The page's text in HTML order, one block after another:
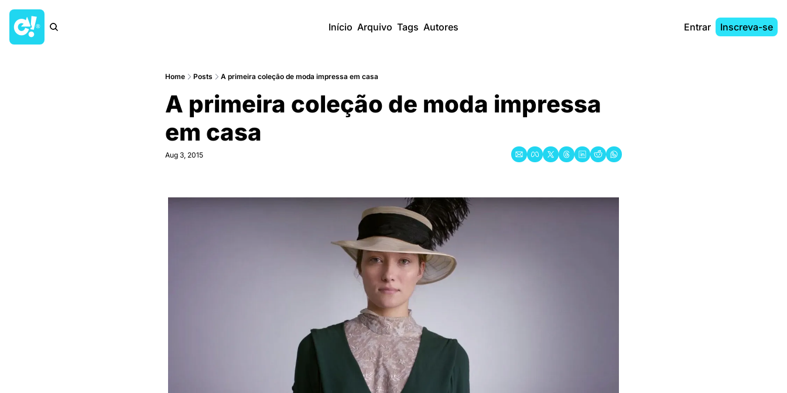
Início Arquivo Tags Autores Entrar Inscreva-se
Home Posts A primeira coleção de moda impressa em casa
A primeira coleção de moda impressa
em casa
Aug 3, 2015